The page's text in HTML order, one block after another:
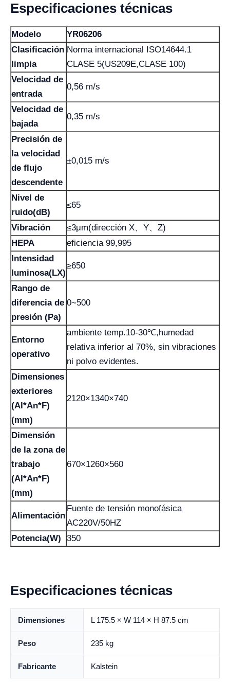
Especificaciones técnicas
Modelo
YR06206
Clasificación
limpia
Norma internacional ISO14644.1
CLASE 5(US209E,CLASE 100)
Velocidad de
entrada
0,56 m/s
Velocidad de
bajada
0,35 m/s
Precisión de
la velocidad
de flujo
descendente
±0,015 m/s
Nivel de
ruido(dB)
≤65
Vibración
≤3μm(dirección X、Y、Z)
HEPA
eficiencia 99,995
Intensidad
luminosa(LX)
≥650
Rango de
diferencia de
presión (Pa)
0~500
Entorno
operativo
ambiente temp.10-30℃,humedad
relativa inferior al 70%, sin vibraciones
ni polvo evidentes.
Dimensiones
exteriores
(Al*An*F)
(mm)
2120×1340×740
Dimensión
de la zona de
trabajo
(Al*An*F)
(mm)
670×1260×560
Alimentación
Fuente de tensión monofásica
AC220V/50HZ
Potencia(W)
350
Especificaciones técnicas
Dimensiones L 175.5 × W 114 × H 87.5 cm
Peso 235 kg
Fabricante Kalstein